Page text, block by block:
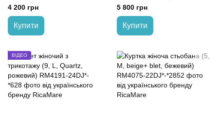
4 200 грн
Купити
5 800 грн
Купити
ВІДЕО